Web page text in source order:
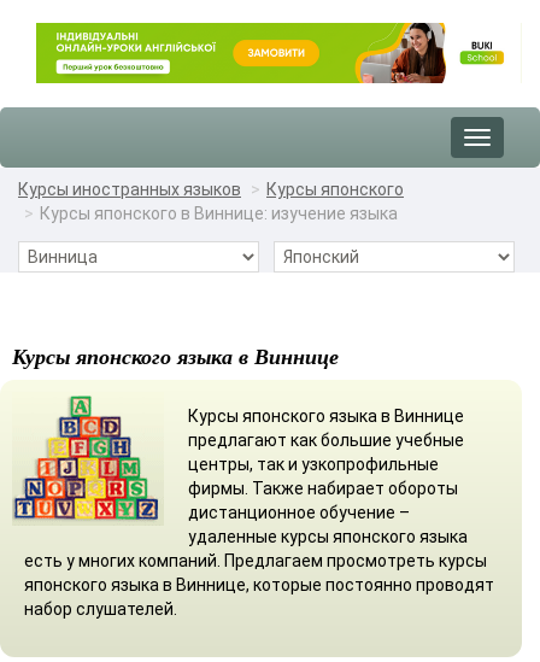
Toggle
Курсы иностранных языков
Курсы японского
Курсы японского в Виннице: изучение языка
Курсы японского языка в Виннице
Курсы японского языка в Виннице
предлагают как большие учебные
центры, так и узкопрофильные
фирмы. Также набирает обороты
дистанционное обучение –
удаленные курсы японского языка
есть у многих компаний. Предлагаем просмотреть курсы
японского языка в Виннице, которые постоянно проводят
набор слушателей.